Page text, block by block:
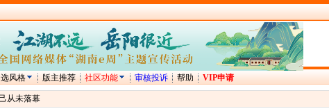
风格 版主推荐 社区功能 审核投诉 帮助 VIP申请
从未落幕